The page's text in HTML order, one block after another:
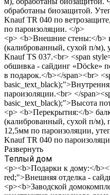
обработаны биозащитой.
Knauf TR 040 по
по пароизоляции. </p>
<p> <b>Внешние стены:</b>
(калиброванный, сухой п/м),
Knauf TS 037.<br> <span
обшивка - сайдинг «Döcke»
в подарок.</b></span><br>
пароизоляции.<br> </
basic_text_black);">Высота
<p> <b>Перекрытия:</b>
(калиброванный, сухой п/м),
12,5мм по пароизоляции,
Knauf TR 040 по
Развернуть
Теплый дом
<p><b>Подарки к дому:</
red;">Внешняя отделка -
<p><b>Заводской